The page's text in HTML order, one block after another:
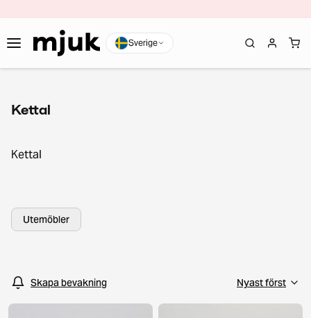
Sverige
Kettal
Kettal
Utemöbler
Skapa bevakning